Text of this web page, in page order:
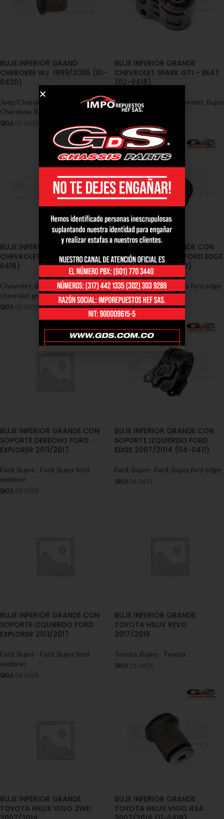
BUJE INFERIOR GRAND
CHEROKEE WJ 1999/2005 (01-
0420)
Jeep/Cherokee
Bujes - Jeep /
Cherokee Bujes jeep/cherokee wj
SKU: 01-0420
BUJE INFERIOR GRANDE
CHEVROLET SPARK GTI – BEAT
(02-0418)
Chevrolet Bujes - Chevrolet Bujes
chevrolet spark
BUJE INFERIOR GRANDE
CHEVROLET VITARA (02-
0416)
Chevrolet Bujes - Chevrolet,Bujes
chevrolet gran vitara
SKU: 02-0416
BUJE INFERIOR GRANDE CON
SOPORTE DERECHO FORD EDGE
2007/2014 (04-0410)
Ford,Bujes - Ford Bujes ford edge
SKU:04-0410
BUJE INFERIOR GRANDE CON
SOPORTE DERECHO FORD
EXPLORER 2011/2017
Ford Bujes - Ford Bujes ford
explorer
SKU: 04-0409
BUJE INFERIOR GRANDE CON
SOPORTE IZQUIERDO FORD
EDGE 2007/2014 (04-0411)
Ford Bujes - Ford Bujes ford edge
SKU: 04-0411
BUJE INFERIOR GRANDE CON
SOPORTE IZQUIERDO FORD
EXPLORER 2011/2017
Ford Bujes - Ford Bujes ford
explorer
SKU: 04-0408
BUJE INFERIOR GRANDE
TOYOTA HILUX REVO
2017/2019
Toyota Bujes - Toyota
SKU: 11-0426
BUJE INFERIOR GRANDE
TOYOTA HILUX VIGO 2WD
BUJE INFERIOR GRANDE
TOYOTA HILUX VIGO 4X4